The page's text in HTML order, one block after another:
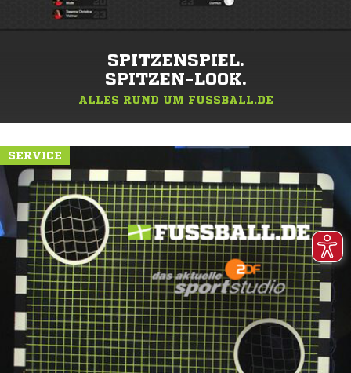
SPITZENSPIEL.
SPITZEN-LOOK.
ALLES RUND UM FUSSBALL.DE
SERVICE